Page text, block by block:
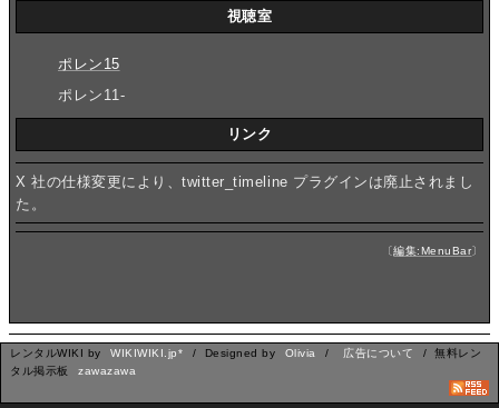
視聴室
ポレン15
ポレン11-
リンク
X 社の仕様変更により、twitter_timeline プラグインは廃止されまし
た。
〔編集:MenuBar
レンタルWIKI by WIKIWIKI.jp* / Designed by Olivia / 広告について
/ 無料レン
タル掲示板
zawazawa